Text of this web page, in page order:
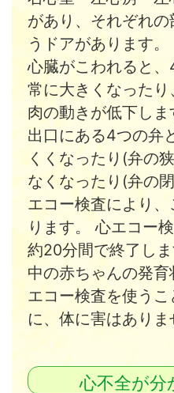
があり、それぞれ
うドアがあります。
心臓がこわれると
常に大きくなった
肉の動きが低下し
出口にある4つの弁
くくなったり(弁の
なくなったり(弁の
エコー検査により
ります。 心エコー
約20分間で終了し
中の赤ちゃんの発
エコー検査を使う
に、体に害はありま
心不全が分